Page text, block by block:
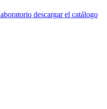
descargar el catálogo